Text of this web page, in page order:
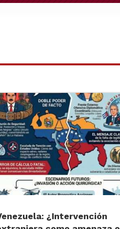
¿Intervención